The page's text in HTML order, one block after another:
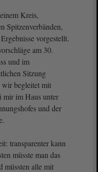
Kreis,
Spitzenverbänden,
vorgestellt.
am 30.
und im
Sitzung
wir begleitet mit
mir im Haus unter
und der
transparenter kann
müsste man das
müssten alle mit